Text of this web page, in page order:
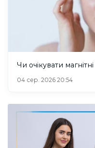
Чи очікувати
04 сер. 2026 20:54